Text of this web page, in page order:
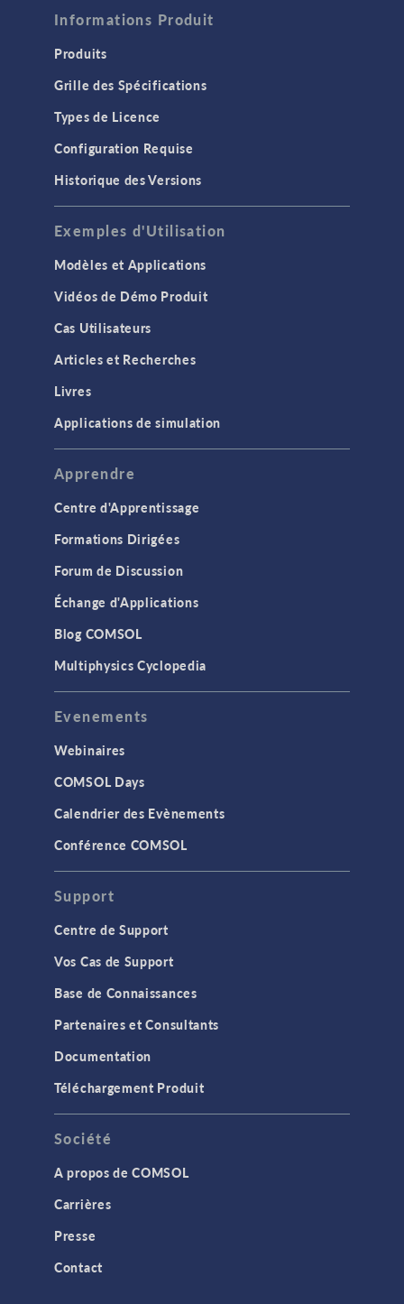
Informations Produit
Produits
Grille des Spécifications
Types de Licence
Configuration Requise
Historique des Versions
Exemples d'Utilisation
Modèles et Applications
Vidéos de Démo Produit
Cas Utilisateurs
Articles et Recherches
Livres
Applications de simulation
Apprendre
Centre d'Apprentissage
Formations Dirigées
Forum de Discussion
Échange d'Applications
Blog COMSOL
Multiphysics Cyclopedia
Evenements
Webinaires
COMSOL Days
Calendrier des Evènements
Conférence COMSOL
Support
Centre de Support
Vos Cas de Support
Base de Connaissances
Partenaires et Consultants
Documentation
Téléchargement Produit
Société
A propos de COMSOL
Carrières
Presse
Contact